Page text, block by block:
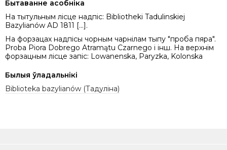
Бытаванне асобніка
На тытульным лісце надпіс: Bibliotheki Tadulinskiej
Bazylianów AD 1811 [...].
На форзацах надпісы чорным чарнілам тыпу "проба пяра".
Proba Piora Dobrego Atramątu Czarnego і інш. На верхнім
форзацным лісце запіс: Lowanenska, Paryzka, Kolonska
Былыя ўладальнікі
Biblioteka bazylianów (Тадуліна)